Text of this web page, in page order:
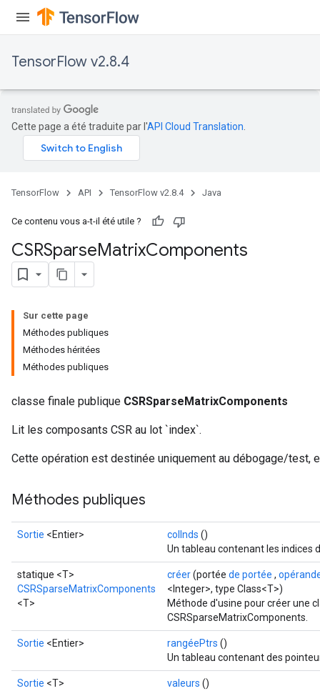
TensorFlow v2.8.4
Cette page a été traduite par l'API Cloud Translation
TensorFlow API TensorFlow v2.8.4 Java
Ce contenu vous a-t-il été utile ?
CSRSparseMatrixComponents
Sur cette page
Méthodes publiques
Méthodes héritées
Méthodes publiques
classe finale publique CSRSparseMatrixComponents
Lit les composants CSR au lot `index`.
Cette opération est destinée uniquement au débogage/test,
Méthodes publiques
Sortie <Entier> colInds ()
Un tableau contenant les indices
statique <T>
CSRSparseMatrixComponents
<T>
créer(portée de portée ,
<Integer>, type Class<T>)
Méthode d'usine pour créer une
CSRSparseMatrixComponents.
Sortie <Entier> rangéePtrs ()
Un tableau contenant des
Sortie <T> valeurs ()